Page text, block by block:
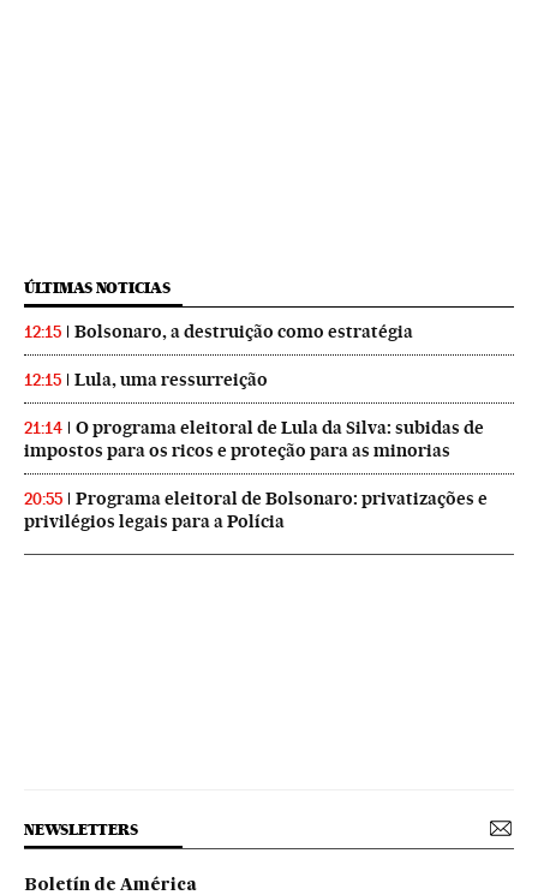
ÚLTIMAS NOTICIAS
12:15 Bolsonaro, a destruição como estratégia
12:15 Lula, uma ressurreição
21:14
O programa eleitoral de Lula da Silva: subidas de
impostos para os ricos e proteção para as minorias
20:55
Programa eleitoral de Bolsonaro: privatizações e
privilégios legais para a Polícia
NEWSLETTERS
Boletín de América